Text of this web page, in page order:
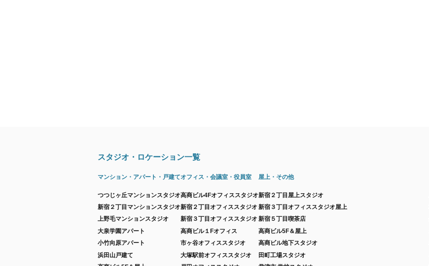
スタジオ・ロケーション一覧
マンション・アパート・戸建て
つつじヶ丘マンションスタジオ
新宿２丁目マンションスタジオ
上野毛マンションスタジオ
大泉学園アパート
小竹向原アパート
浜田山戸建て
オフィス・会議室・役員室
高商ビル4Fオフィススタジオ
新宿２丁目オフィススタジオ
新宿３丁目オフィススタジオ
高商ビル１Fオフィス
市ヶ谷オフィススタジオ
大塚駅前オフィススタジオ
屋上・その他
新宿２丁目屋上スタジオ
新宿３丁目オフィススタジオ屋上
新宿５丁目喫茶店
高商ビル5F＆屋上
高商ビル地下スタジオ
田町工場スタジオ